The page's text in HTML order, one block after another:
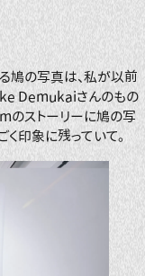
鳩の写真は、私が以前
Demukaiさんのもの
のストーリーに鳩の写
印象に残っていて。